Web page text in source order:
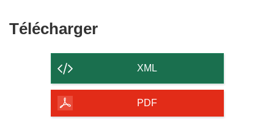
TéléchargerTélécharger
contenu
de
XML
PDF